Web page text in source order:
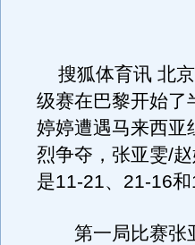
搜狐体育讯 北
级赛在巴黎开始了
婷婷遭遇马来西亚
烈争夺，张亚雯/
是11-21、21-16和
第一局比赛张亚